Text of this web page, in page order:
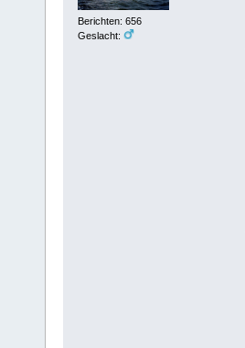
Berichten: 656
Geslacht: